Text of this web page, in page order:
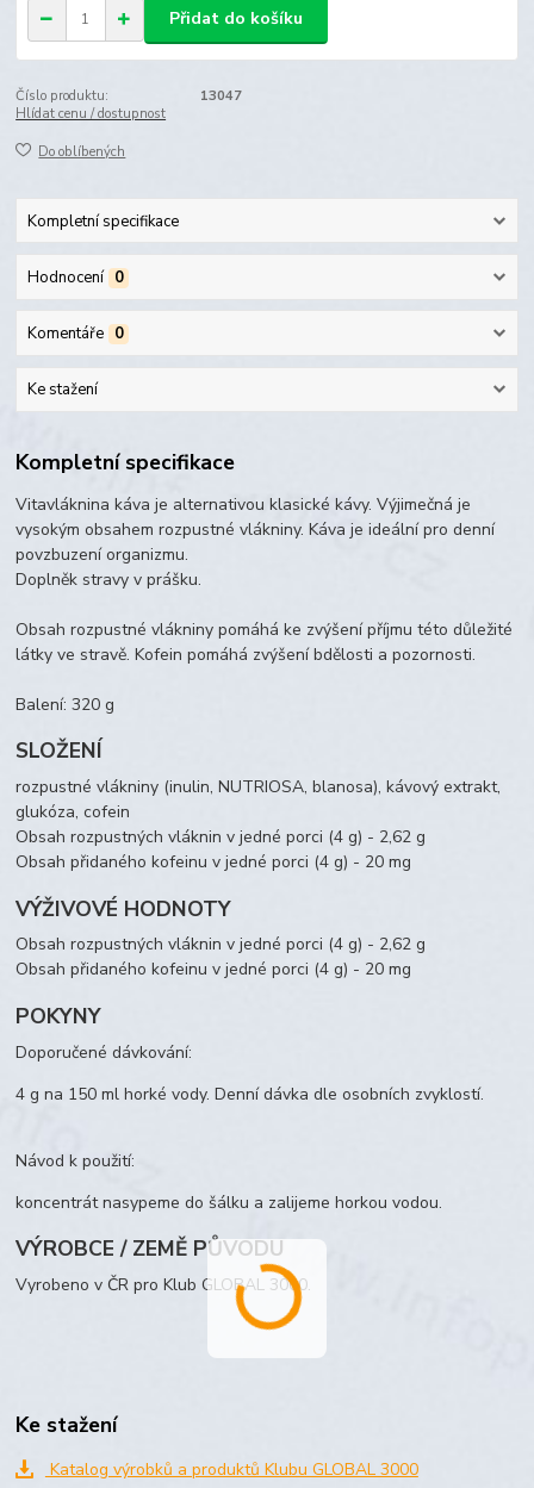
Přidat do košíku
Číslo produktu:
13047
Hlídat cenu / dostupnost
Do oblíbených
Kompletní specifikace
Hodnocení 0
Komentáře 0
Ke stažení
Kompletní specifikace
Vitavláknina káva je alternativou klasické kávy. Výjimečná je
vysokým obsahem rozpustné vlákniny. Káva je ideální pro denní
povzbuzení organizmu.
Doplněk stravy v prášku.
Obsah rozpustné vlákniny pomáhá ke zvýšení příjmu této důležité
látky ve stravě. Kofein pomáhá zvýšení bdělosti a pozornosti.
Balení: 320 g
SLOŽENÍ
rozpustné vlákniny (inulin, NUTRIOSA, blanosa), kávový extrakt,
glukóza, cofein
Obsah rozpustných vláknin v jedné porci (4 g) - 2,62 g
Obsah přidaného kofeinu v jedné porci (4 g) - 20 mg
VÝŽIVOVÉ HODNOTY
Obsah rozpustných vláknin v jedné porci (4 g) - 2,62 g
Obsah přidaného kofeinu v jedné porci (4 g) - 20 mg
POKYNY
Doporučené dávkování:
4 g na 150 ml horké vody. Denní dávka dle osobních zvyklostí.
Návod k použití:
koncentrát nasypeme do šálku a zalijeme horkou vodou.
VÝROBCE / ZEMĚ PŮVODU
Vyrobeno v ČR pro Klub GLOBAL 3000.
Ke stažení
Katalog výrobků a produktů Klubu GLOBAL 3000